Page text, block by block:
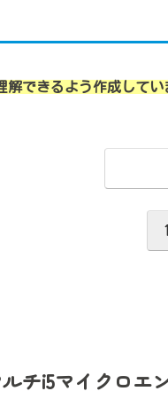
解できるよう作成してい
1
チi5マイクロエ